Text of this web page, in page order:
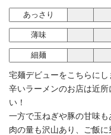
あっさり
薄味
細麺
宅麺デビューをこちらにし
辛いラーメンのお店は近
い！
一方で玉ねぎや豚の甘味も
肉の量も沢山あり、ご飯